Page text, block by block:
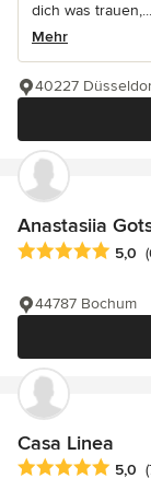
dich was trauen,...
Mehr
40227
Anastasiia
5,0
44787 Bochum
Casa Linea
5,0